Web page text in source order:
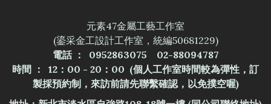
元素47金屬工藝工作室
(鎏采金工設計工作室，統編50681229)
電話 ： 0952863075 02-88094787
時間 ： 12：00 - 20：00 (個人工作室時間較為彈性，訂
製採預約制，來訪前請先聯繫確認，以免撲空喔)